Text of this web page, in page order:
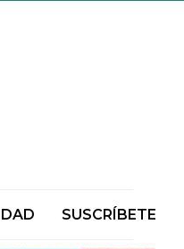
SUSCRÍBETE